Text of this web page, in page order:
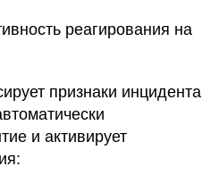
реагирования на
признаки инцидента
и активирует